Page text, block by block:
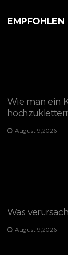
EMPFOHLEN
Wie man ein
August 9,2026
Was
August 9,2026